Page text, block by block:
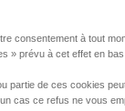
ou trois
sur une
de chute, un seul
consentement à tout
» prévu à cet effet en bas
partie de ces cookies
cas ce refus ne vous